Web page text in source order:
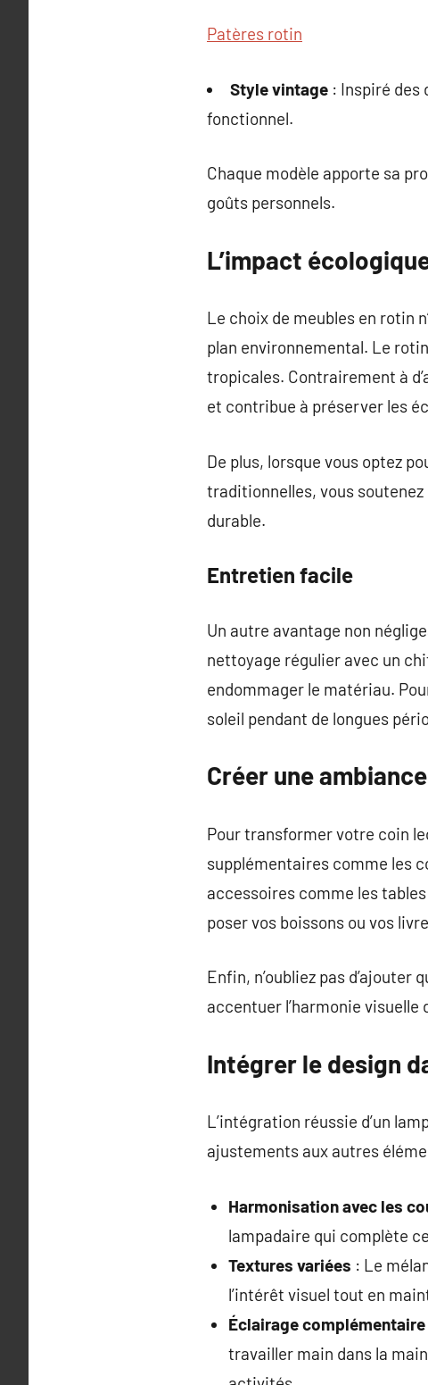
Patères rotin
Style vintage : Inspiré des
fonctionnel.
Chaque modèle apporte sa
goûts personnels.
L’impact
Le choix de meubles en rotin
plan environnemental. Le
tropicales. Contrairement à
et contribue à préserver les
De plus, lorsque vous optez
traditionnelles, vous
durable.
Entretien facile
Un autre avantage non
nettoyage régulier avec un
endommager le matériau.
soleil pendant de longues
Créer une
Pour transformer votre coin
supplémentaires comme les
accessoires comme les
poser vos boissons ou vos
Enfin, n’oubliez pas
accentuer l’harmonie
Intégrer le design
L’intégration réussie d’un
ajustements aux autres
Harmonisation avec les
lampadaire qui complète
Textures variées : Le
l’intérêt visuel tout en
Éclairage complémentaire
travailler main dans la